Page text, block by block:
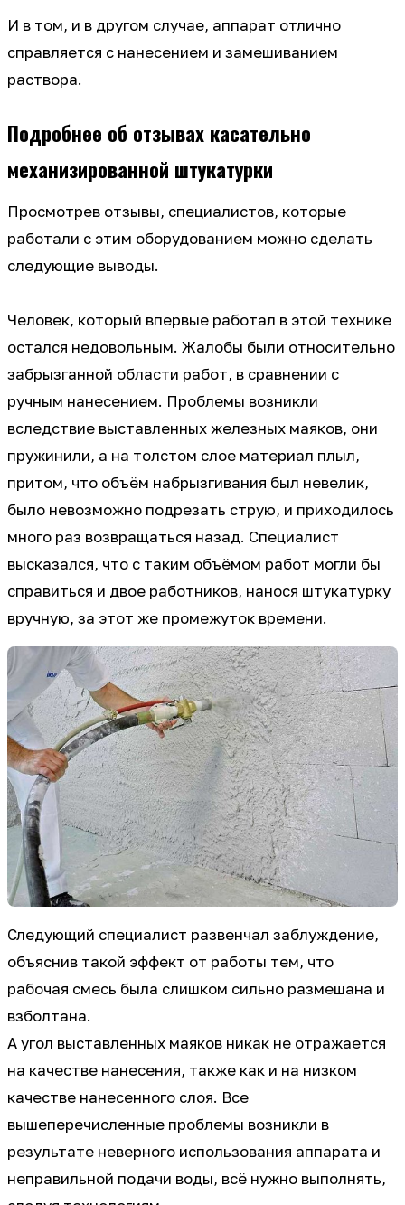
И в том, и в другом случае, аппарат отлично
справляется с нанесением и замешиванием
раствора.
Подробнее об отзывах касательно
механизированной штукатурки
Просмотрев отзывы, специалистов, которые
работали с этим оборудованием можно сделать
следующие выводы.
Человек, который впервые работал в этой технике
остался недовольным. Жалобы были относительно
забрызганной области работ, в сравнении с
ручным нанесением. Проблемы возникли
вследствие выставленных железных маяков, они
пружинили, а на толстом слое материал плыл,
притом, что объём набрызгивания был невелик,
было невозможно подрезать струю, и приходилось
много раз возвращаться назад. Специалист
высказался, что с таким объёмом работ могли бы
справиться и двое работников, нанося штукатурку
вручную, за этот же промежуток времени.
Следующий специалист развенчал заблуждение,
объяснив такой эффект от работы тем, что
рабочая смесь была слишком сильно размешана и
взболтана.
А угол выставленных маяков никак не отражается
на качестве нанесения, также как и на низком
качестве нанесенного слоя. Все
вышеперечисленные проблемы возникли в
результате неверного использования аппарата и
неправильной подачи воды, всё нужно выполнять,